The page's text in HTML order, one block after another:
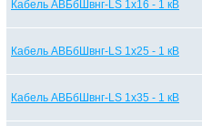
Кабель АВБбШвнг-LS 1х16 - 1 кВ
Кабель АВБбШвнг-LS 1х25 - 1 кВ
Кабель АВБбШвнг-LS 1х35 - 1 кВ